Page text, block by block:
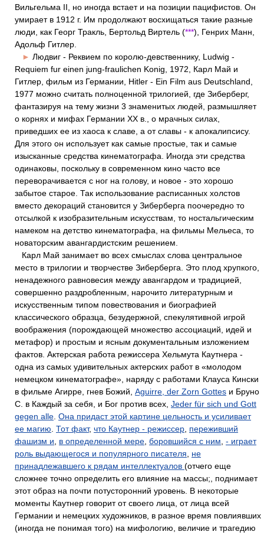
Вильгельма II, но иногда встает и на позиции пацифистов. Он
умирает в 1912 г. Им продолжают восхищаться такие разные
люди, как Георг Тракль, Бертольд Виртель (***), Генрих Манн,
Адольф Гитлер.
► Людвиг - Реквием по королю-девственнику, Ludwig -
Requiem fur einen jung-fraulichen Konig, 1972, Карл Май и
Гитлер, фильм из Германии, Hitler - Ein Film aus Deutschland,
1977 можно считать полноценной трилогией, где Зиберберг,
фантазируя на тему жизни 3 знаменитых людей, размышляет
о корнях и мифах Германии XX в., о мрачных силах,
приведших ее из хаоса к славе, а от славы - к апокалипсису.
Для этого он использует как самые простые, так и самые
изысканные средства кинематографа. Иногда эти средства
одинаковы, поскольку в современном кино часто все
переворачивается с ног на голову, и новое - это хорошо
забытое старое. Так использование расписанных холстов
вместо декораций становится у Зиберберга поочередно то
отсылкой к изобразительным искусствам, то ностальгическим
намеком на детство кинематографа, на фильмы Мельеса, то
новаторским авангардистским решением.
Карл Май занимает во всех смыслах слова центральное
место в трилогии и творчестве Зиберберга. Это плод хрупкого,
ненадежного равновесия между авангардом и традицией,
совершенно раздробленным, нарочито литературным и
искусственным типом повествования и биографией
классического образца, безудержной, спекулятивной игрой
воображения (порождающей множество ассоциаций, идей и
метафор) и простым и ясным документальным изложением
фактов. Актерская работа режиссера Хельмута Каутнера -
одна из самых удивительных актерских работ в «молодом
немецком кинематографе», наряду с работами Клауса Кински
в фильме Агирре, гнев Божий, Aguirre, der Zorn Gottes и Бруно
С. в Каждый за себя, и Бог против всех, Jeder für sich und Gott
gegen alle Она придаст этой картине цельность и усиливает
ее магию Тот факт, что Каутнер - режиссер переживший
фашизм и
в определенной мере боровшийся с ним - играет
роль выдающегося и популярного писателя
не
принадлежавшего к рядам интеллектуалов (отчего еще
сложнее точно определить его влияние на массы;, поднимает
этот образ на почти потусторонний уровень. В некоторые
моменты Каутнер говорит от своего лица, от лица всей
Германии и немецких художников, в разное время повлиявших
(иногда не понимая того) на мифологию, величие и трагедию